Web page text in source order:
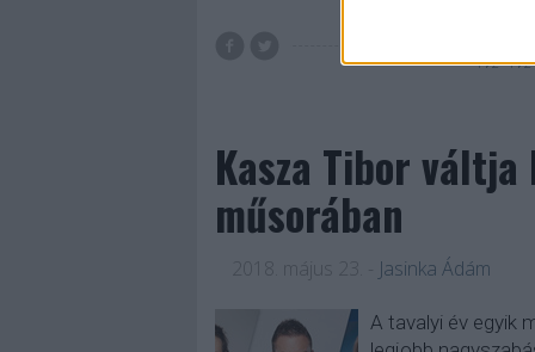
TV2
Kasza Tibor
műsorában
2018. május 23. Jasinka Ádám
A tavalyi év egyik